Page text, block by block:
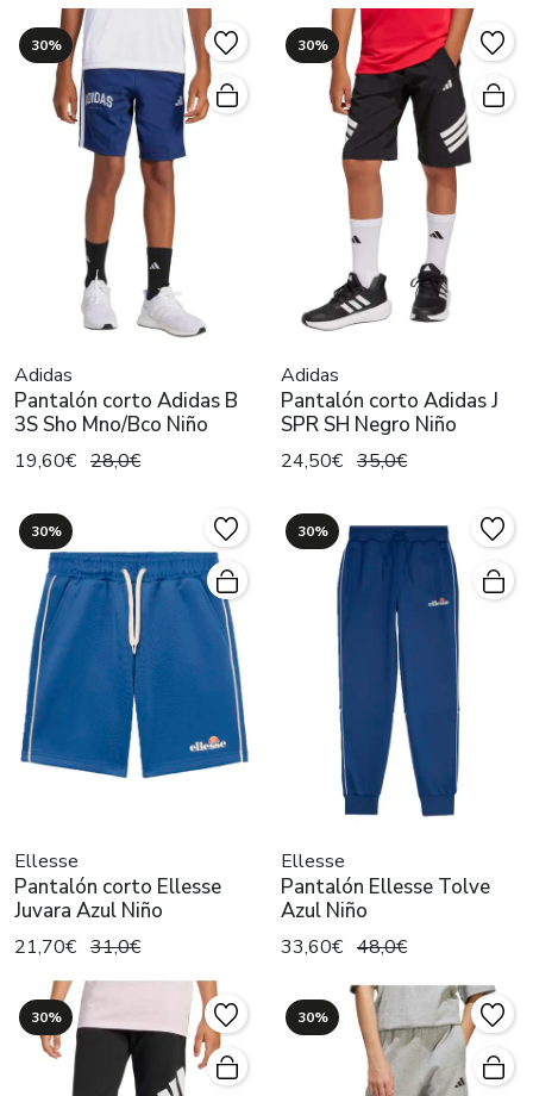
30%
Adidas
Pantalón corto Adidas B
3S Sho Mno/Bco Niño
19,60€ 28,0€
30%
Adidas
Pantalón corto Adidas J
SPR SH Negro Niño
24,50€ 35,0€
30%
Ellesse
Pantalón corto Ellesse
Juvara Azul Niño
21,70€ 31,0€
30%
Ellesse
Pantalón Ellesse Tolve
Azul Niño
33,60€ 48,0€
30% 30%